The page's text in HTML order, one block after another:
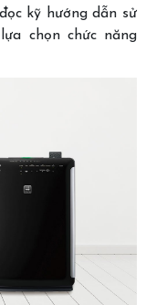
kỹ hướng dẫn sử
chọn chức năng